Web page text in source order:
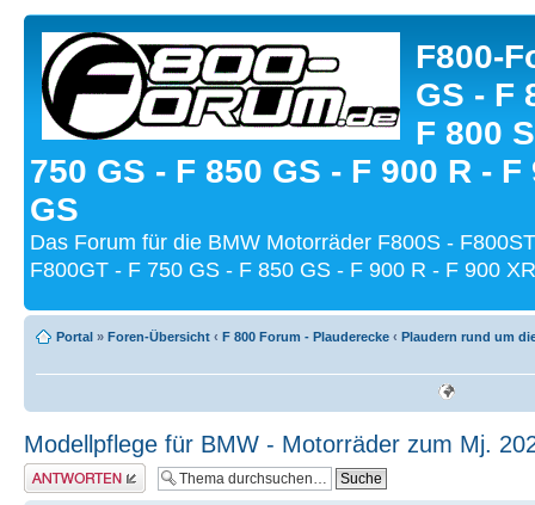
F800-
GS - F
F 800
750 GS - F 850 GS - F 900 R - F
GS
Das Forum für die BMW Motorräder F800S -
F800GT - F 750 GS - F 850 GS - F 900 R - F 900
Portal » Foren-Übersicht ‹ F 800 Forum - Plauderecke ‹ Plaudern rund um die
Modellpflege für BMW - Motorräder zum Mj.
Antwort schreiben